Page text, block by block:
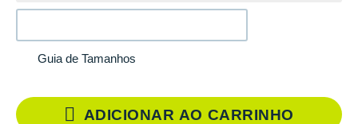
Guia de Tamanhos
ADICIONAR AO CARRINHO